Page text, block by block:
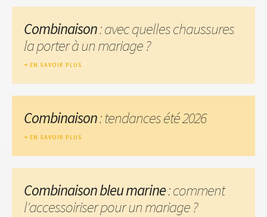
Combinaison: avec quelles chaussures
la porter à un mariage ?
EN SAVOIR PLUS
Combinaison: tendances été 2026
EN SAVOIR PLUS
Combinaison bleu marine: comment
l'accessoiriser pour un mariage ?